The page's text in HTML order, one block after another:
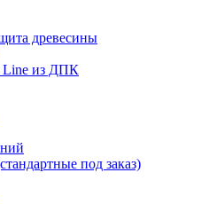
древесины
Line из ДПК
под заказ)